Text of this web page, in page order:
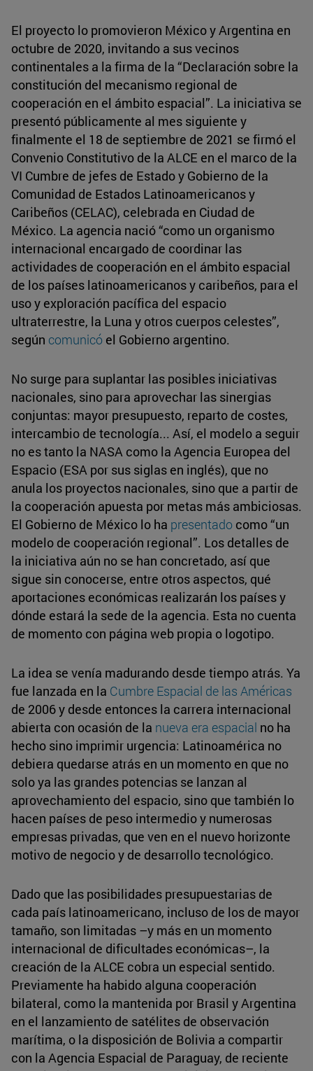
El proyecto lo promovieron México y Argentina en
octubre de 2020, invitando a sus vecinos
continentales a la firma de la “Declaración sobre la
constitución del mecanismo regional de
cooperación en el ámbito espacial”. La iniciativa se
presentó públicamente al mes siguiente y
finalmente el 18 de septiembre de 2021 se firmó el
Convenio Constitutivo de la ALCE en el marco de la
VI Cumbre de jefes de Estado y Gobierno de la
Comunidad de Estados Latinoamericanos y
Caribeños (CELAC), celebrada en Ciudad de
México. La agencia nació “como un organismo
internacional encargado de coordinar las
actividades de cooperación en el ámbito espacial
de los países latinoamericanos y caribeños, para el
uso y exploración pacífica del espacio
ultraterrestre, la Luna y otros cuerpos celestes”,
según comunicó el Gobierno argentino.
No surge para suplantar las posibles iniciativas
nacionales, sino para aprovechar las sinergias
conjuntas: mayor presupuesto, reparto de costes,
intercambio de tecnología... Así, el modelo a seguir
no es tanto la NASA como la Agencia Europea del
Espacio (ESA por sus siglas en inglés), que no
anula los proyectos nacionales, sino que a partir de
la cooperación apuesta por metas más ambiciosas.
El Gobierno de México lo ha presentado como “un
modelo de cooperación regional”. Los detalles de
la iniciativa aún no se han concretado, así que
sigue sin conocerse, entre otros aspectos, qué
aportaciones económicas realizarán los países y
dónde estará la sede de la agencia. Esta no cuenta
de momento con página web propia o logotipo.
La idea se venía madurando desde tiempo atrás. Ya
fue lanzada en la Cumbre Espacial de las Américas
de 2006 y desde entonces la carrera internacional
abierta con ocasión de la nueva era espacial no ha
hecho sino imprimir urgencia: Latinoamérica no
debiera quedarse atrás en un momento en que no
solo ya las grandes potencias se lanzan al
aprovechamiento del espacio, sino que también lo
hacen países de peso intermedio y numerosas
empresas privadas, que ven en el nuevo horizonte
motivo de negocio y de desarrollo tecnológico.
Dado que las posibilidades presupuestarias de
cada país latinoamericano, incluso de los de mayor
tamaño, son limitadas –y más en un momento
internacional de dificultades económicas–, la
creación de la ALCE cobra un especial sentido.
Previamente ha habido alguna cooperación
bilateral, como la mantenida por Brasil y Argentina
en el lanzamiento de satélites de observación
marítima, o la disposición de Bolivia a compartir
con la Agencia Espacial de Paraguay, de reciente